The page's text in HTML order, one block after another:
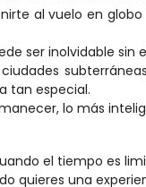
al vuelo en
ser inolvidable sin
tan especial.
lo más
el tiempo es
quieres una